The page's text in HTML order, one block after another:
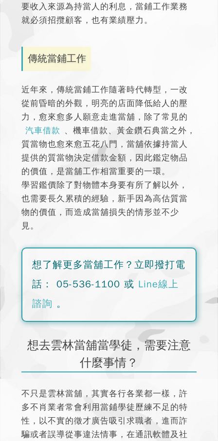
要收入來源為持當人的利息，當鋪工作業務
就必須招攬顧客，也有業績壓力。
傳統當鋪工作
近年來，傳統當鋪工作隨著時代轉型，一改
從前昏暗的外觀，明亮的店面降低給人的壓
力，愈來愈多人願意走進當舖，除了常見的
汽車借款 、機車借款、黃金鑽石典當之外，
質當物也愈來愈五花八門，當舖依據持當人
提供的質當物決定借款金額， 因此鑑定物品
的價值，是當舖工作相當重要的一環。
學習鑑價除了對物體本身要有所了解以外，
也需要長久累積的經驗，新手因為高估質當
物的價值，而造成當舖損失的情形並不少
見。
想了解更多當舖工作？ 立即撥打電
話：
05-536-1100 或 Line線上
諮詢 。
想去雲林當舖當學徒，需要注意
什麼事情？
不只是雲林當舖，其實各行各業都一樣，許
多不肖業者常會利用當鋪學徒歷練不足的特
性，以不實的徵才廣告吸引求職者 ，進而詐
騙或者誤導從事違法情事，在通訊軟體及社